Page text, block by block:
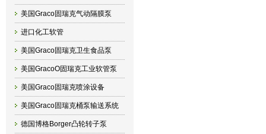
美国Graco固瑞克气动隔膜泵
进口化工软管
美国Graco固瑞克卫生食品泵
美国GracoO固瑞克工业软管泵
美国Graco固瑞克喷涂设备
美国Graco固瑞克桶泵输送系统
德国博格Borger凸轮转子泵